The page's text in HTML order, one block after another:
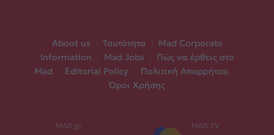
About us Ταυτότητα
Mad Corporate
Information
Mad Jobs
Πώς να έρθεις στο
Mad
Editorial Policy Πολιτική Απορρήτου
Όροι Χρήσης
MAD.gr MAD TV